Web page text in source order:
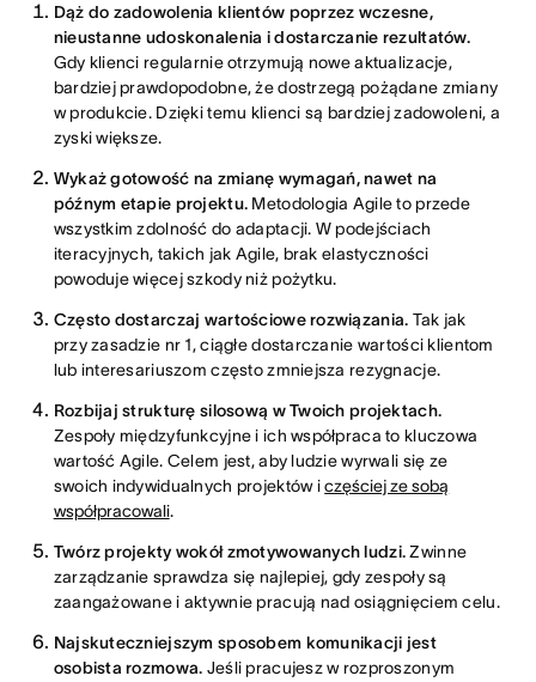
Dąż do zadowolenia klientów poprzez wczesne,
nieustanne udoskonalenia i dostarczanie rezultatów.
Gdy klienci regularnie otrzymują nowe aktualizacje,
bardziej prawdopodobne, że dostrzegą pożądane zmiany
w produkcie. Dzięki temu klienci są bardziej zadowoleni, a
zyski większe.
Wykaż gotowość na zmianę wymagań, nawet na
późnym etapie projektu. Metodologia Agile to przede
wszystkim zdolność do adaptacji. W podejściach
iteracyjnych, takich jak Agile, brak elastyczności
powoduje więcej szkody niż pożytku.
Często dostarczaj wartościowe rozwiązania. Tak jak
przy zasadzie nr 1, ciągłe dostarczanie wartości klientom
lub interesariuszom często zmniejsza rezygnacje.
Rozbijaj strukturę silosową w Twoich projektach.
Zespoły międzyfunkcyjne i ich współpraca to kluczowa
wartość Agile. Celem jest, aby ludzie wyrwali się ze
swoich indywidualnych projektów iczęściej ze sobą
współpracowali.
Twórz projekty wokół zmotywowanych ludzi.Zwinne
zarządzanie sprawdza się najlepiej, gdy zespoły są
zaangażowane i aktywnie pracują nad osiągnięciem celu.
Najskuteczniejszym sposobem komunikacji jest
osobista rozmowa. Jeśli pracujesz w rozproszonym